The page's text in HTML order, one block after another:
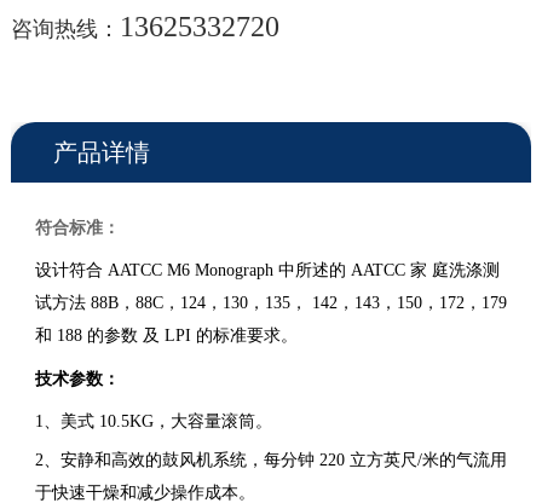
咨询热线： 13625332720
产品详情
符合标准：
设计符合 AATCC M6 Monograph 中所述的 AATCC 家 庭洗涤测
试方法 88B，88C，124，130，135， 142，143，150，172，179
和 188 的参数 及 LPI 的标准要求。
技术参数：
1、 美式 10.5KG，大容量滚筒。
2、 安静和高效的鼓风机系统，每分钟 220 立方英尺/米的气流用
于快速干燥和减少操作成本。